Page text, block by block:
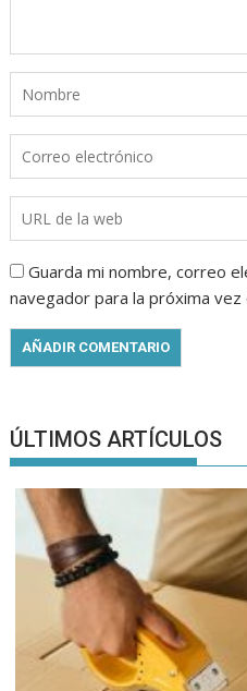
Guarda mi nombre, correo
navegador para la próxima vez
ÚLTIMOS ARTÍCULOS